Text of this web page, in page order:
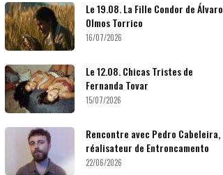
Le 19.08. La Fille Condor de Álvaro
Olmos Torrico
16/07/2026
Le 12.08. Chicas Tristes de
Fernanda Tovar
15/07/2026
Rencontre avec Pedro Cabeleira,
réalisateur de Entroncamento
22/06/2026